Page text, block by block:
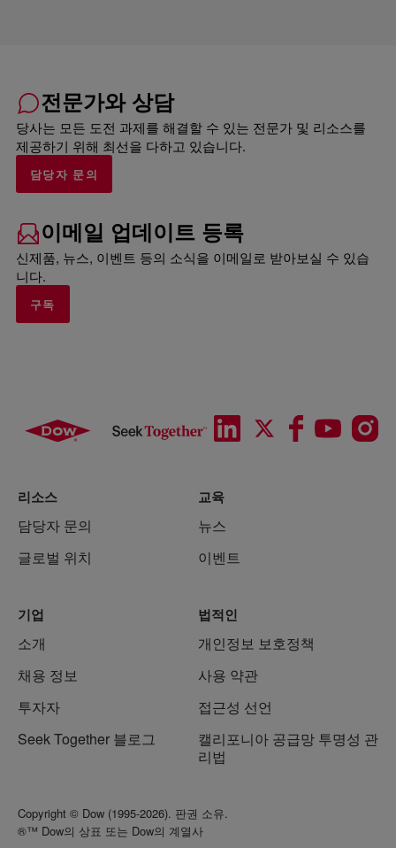
전문가와 상담
당사는 모든 도전 과제를 해결할 수 있는 전문가 및 리소스를
제공하기 위해 최선을 다하고 있습니다.
담당자 문의
이메일 업데이트 등록
신제품, 뉴스, 이벤트 등의 소식을 이메일로 받아보실 수 있습
니다.
구독
리소스
담당자 문의
글로벌 위치
교육
뉴스
이벤트
기업
소개
채용 정보
투자자
Seek Together 블로그
법적인
개인정보 보호정책
사용 약관
접근성 선언
캘리포니아 공급망 투명성 관
리법
Copyright © Dow (1995-2026). 판권 소유.
®™ Dow의 상표 또는 Dow의 계열사